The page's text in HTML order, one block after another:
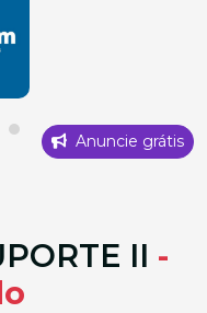
Anuncie grátis
II -